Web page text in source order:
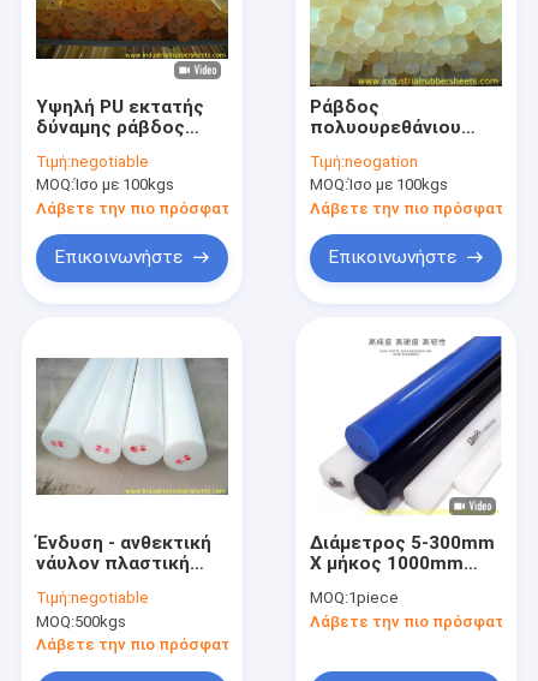
Υψηλή PU εκτατής
δύναμης ράβδος
πολυουρεθάνιου με
Impregnant
ανθεκτικό
Τιμή:negotiable
MOQ:Ίσο με 100kgs
Λάβετε την πιο πρόσφατη τιμή
Επικοινωνήστε
Ράβδος
πολυουρεθάνιου
αντίκτυπου
Τιμή:neogation
MOQ:Ίσο με 100kgs
Λάβετε την πιο πρόσφατη
Επικοινωνήστε
Ένδυση - ανθεκτική
νάυλον πλαστική
με την υψηλή
μηχανική δύναμη
Τιμή:negotiable
MOQ:500kgs
Λάβετε την πιο πρόσφατη τιμή
Διάμετρος 5-300mm
X μήκος 1000mm
ράβδος με
συρρίκνωση τύπου
MOQ:1piece
Λάβετε την πιο πρόσφατη